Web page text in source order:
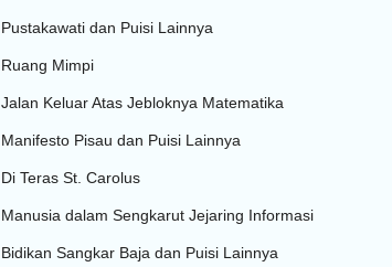
Pustakawati dan Puisi Lainnya
Ruang Mimpi
Jalan Keluar Atas Jebloknya Matematika
Manifesto Pisau dan Puisi Lainnya
Di Teras St. Carolus
Manusia dalam Sengkarut Jejaring Informasi
Bidikan Sangkar Baja dan Puisi Lainnya